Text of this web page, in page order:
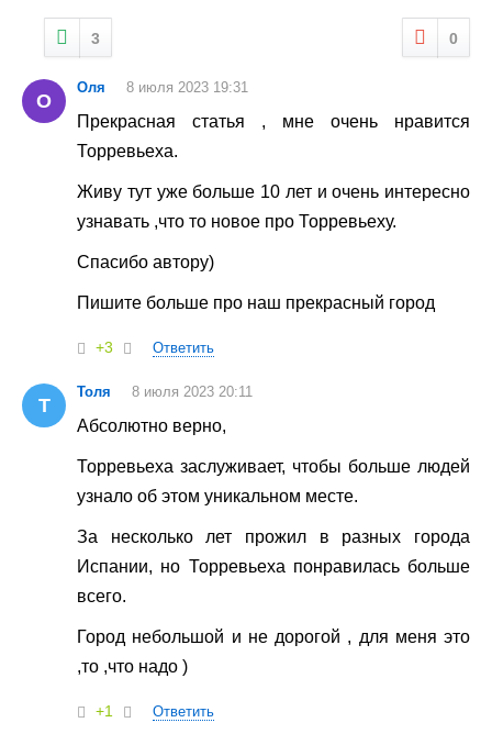
3 0
О
Оля 8 июля 2023 19:31
Прекрасная статья , мне очень нравится
Торревьеха.
Живу тут уже больше 10 лет и очень интересно
узнавать ,что то новое про Торревьеху.
Спасибо автору)
Пишите больше про наш прекрасный город
+3 Ответить
Т
Толя 8 июля 2023 20:11
Абсолютно верно,
Торревьеха заслуживает, чтобы больше людей
узнало об этом уникальном месте.
За несколько лет прожил в разных города
Испании, но Торревьеха понравилась больше
всего.
Город небольшой и не дорогой , для меня это
,то ,что надо )
+1 Ответить